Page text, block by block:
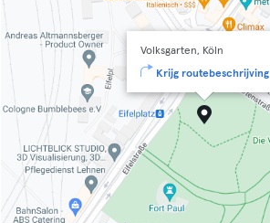
Volksgarten, Köln
Krijg routebeschrijving